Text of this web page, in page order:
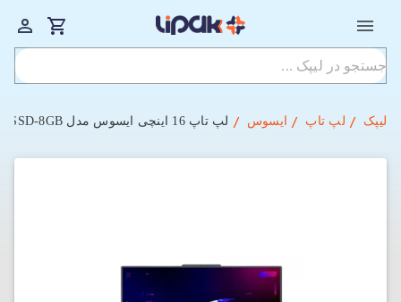
لیپک لپ تاپ ایسوس لپ‌ تاپ 16 اینچی ایسوس مدل Asus ROG Strix G16 G614JV-AS73 i7-16GB-512SSD-8GB